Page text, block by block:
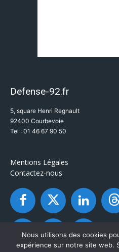
Defense-92.fr
5, square Henri Regnault
92400 Courbevoie
Tel : 01 46 67 90 50
Mentions Légales
Contactez-nous
Nous utilisons des cookies
expérience sur notre site web.